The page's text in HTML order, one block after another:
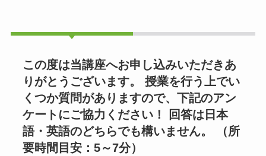
この度は当講座へお申し込みいただきあ
りがとうございます。 授業を行う上でい
くつか質問がありますので、下記のアン
ケートにご協力ください！ 回答は日本
語・英語のどちらでも構いません。 （所
要時間目安：5～7分）